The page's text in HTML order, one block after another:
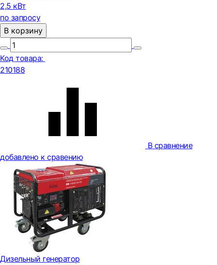
2,5 кВт
по запросу
В корзину
Код товара:
210188
В сравнение
добавлено к сравению
Дизельный генератор